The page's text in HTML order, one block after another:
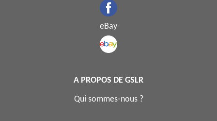
eBay
A PROPOS DE GSLR
Qui sommes-nous ?